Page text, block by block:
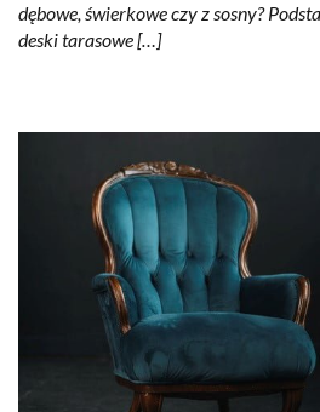
dębowe, świerkowe czy z sosny?
deski tarasowe […]